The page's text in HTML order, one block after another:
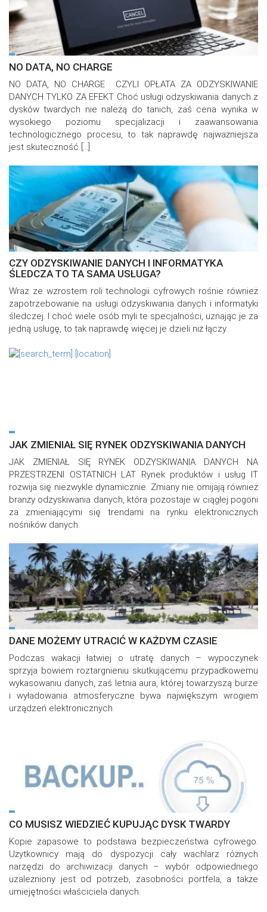
NO DATA, NO CHARGE
NO DATA, NO CHARGE CZYLI OPŁATA ZA ODZYSKIWANIE
DANYCH TYLKO ZA EFEKT Choć usługi odzyskiwania danych z
dysków twardych nie należą do tanich, zaś cena wynika w
wysokiego poziomu specjalizacji i zaawansowania
technologicznego procesu, to tak naprawdę najważniejsza
jest skuteczność […]
CZY ODZYSKIWANIE DANYCH I INFORMATYKA
ŚLEDCZA TO TA SAMA USŁUGA?
Wraz ze wzrostem roli technologii cyfrowych rośnie również
zapotrzebowanie na usługi odzyskiwania danych i informatyki
śledczej. I choć wiele osób myli te specjalności, uznając je za
jedną usługę, to tak naprawdę więcej je dzieli niż łączy.
JAK ZMIENIAŁ SIĘ RYNEK ODZYSKIWANIA DANYCH
JAK ZMIENIAŁ SIĘ RYNEK ODZYSKIWANIA DANYCH NA
PRZESTRZENI OSTATNICH LAT Rynek produktów i usług IT
rozwija się niezwykle dynamicznie. Zmiany nie omijają również
branży odzyskiwania danych, która pozostaje w ciągłej pogoni
za zmieniającymi się trendami na rynku elektronicznych
nośników danych.
DANE MOŻEMY UTRACIĆ W KAŻDYM CZASIE
Podczas wakacji łatwiej o utratę danych – wypoczynek
sprzyja bowiem roztargnieniu skutkującemu przypadkowemu
wykasowaniu danych, zaś letnia aura, której towarzyszą burze
i wyładowania atmosferyczne bywa największym wrogiem
urządzeń elektronicznych.
CO MUSISZ WIEDZIEĆ KUPUJĄC DYSK TWARDY
Kopie zapasowe to podstawa bezpieczeństwa cyfrowego.
Użytkownicy mają do dyspozycji cały wachlarz różnych
narzędzi do archiwizacji danych – wybór odpowiedniego
uzależniony jest od potrzeb, zasobności portfela, a także
umiejętności właściciela danych.